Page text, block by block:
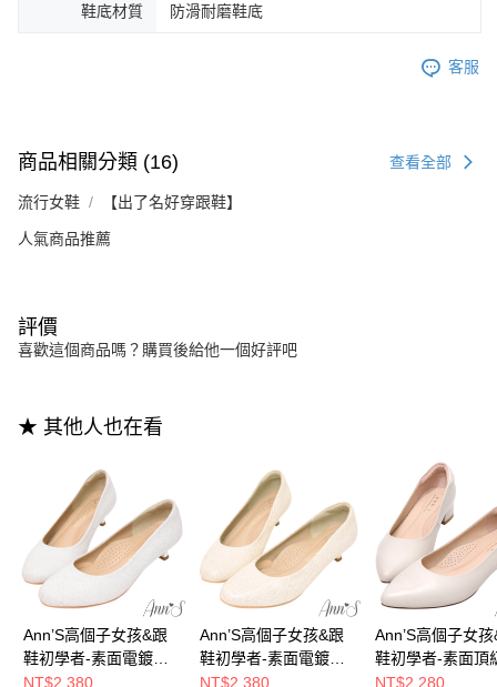
鞋底材質 防滑耐磨鞋底
客服
商品相關分類 (16) 查看全部
流行女鞋 【出了名好穿跟鞋】
人氣商品推薦
評價
喜歡這個商品嗎？購買後給他一個好評吧
★ 其他人也在看
Ann’S高個子女孩&跟
鞋初學者-素面電鍍低
跟圓頭婚鞋4cm-銀
NT$2,380
Ann’S高個子女孩&跟
鞋初學者-素面電鍍低
跟圓頭婚鞋4cm-淺金
NT$2,380
Ann’S高個子女
鞋初學者-素面頂
羊皮低跟包鞋
NT$2,280